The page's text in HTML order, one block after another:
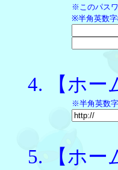
※このパス
※半角英数字
【ホ
※半角英数
【ホ